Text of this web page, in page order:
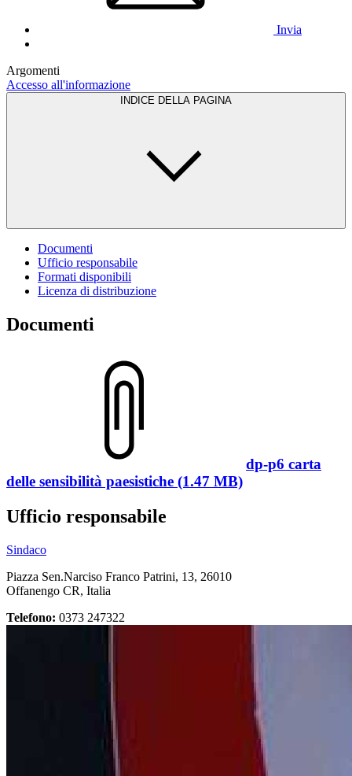
Invia
Argomenti
Accesso all'informazione
INDICE DELLA PAGINA
Documenti
Ufficio responsabile
Formati disponibili
Licenza di distribuzione
Documenti
dp-p6 carta
delle sensibilità paesistiche (1.47 MB)
Ufficio responsabile
Sindaco
Piazza Sen.Narciso Franco Patrini, 13, 26010
Offanengo CR, Italia
Telefono: 0373 247322